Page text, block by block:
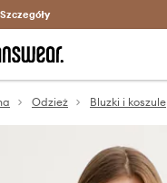
Oszczędzaj z Answear Club >
Szczegóły
Odzież Bluzki i koszule